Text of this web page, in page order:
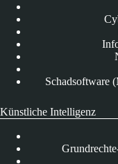
Schadsoftware
Künstliche Intelligenz